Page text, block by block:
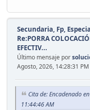
Secundaria, Fp,
Re:PORRA
EFECTIV...
Último mensaje por
Agosto, 2026, 14:28:31 PM
Cita de: Encadenado
11:44:46 AM